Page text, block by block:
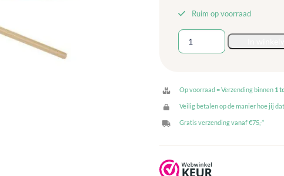
Ruim op voorraad
Houten
toon
handvat
aantal
Op voorraad = Verzending binnen 1
Veilig betalen op de manier hoe jij
Gratis verzending vanaf €75,-*